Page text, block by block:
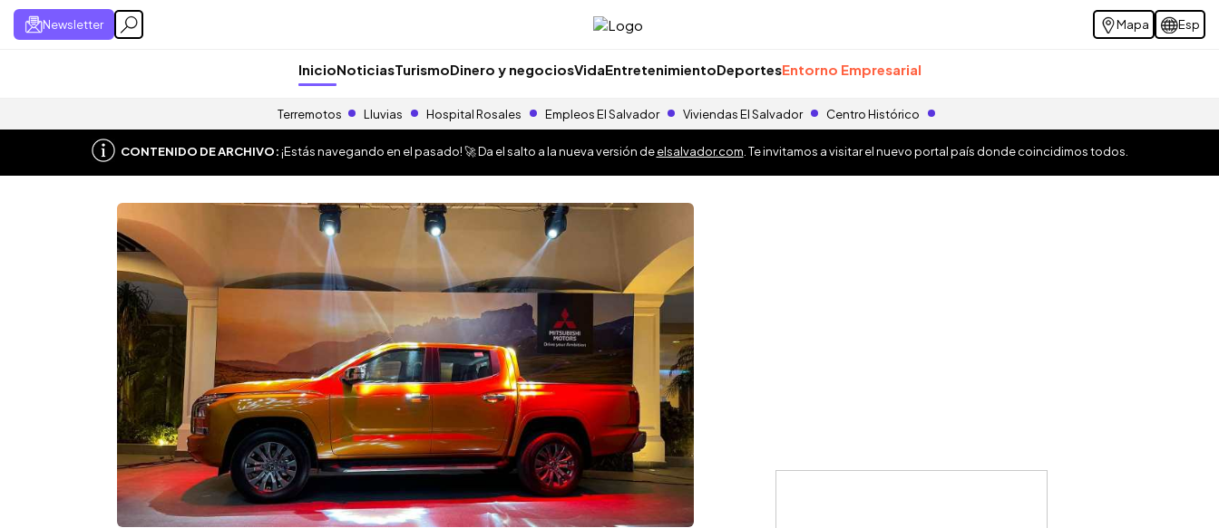
Newsletter Mapa Esp
InicioNoticiasTurismoDinero y negociosVidaEntretenimientoDeportesEntorno Empresarial
Terremotos Lluvias Hospital Rosales Empleos El Salvador Viviendas El Salvador Centro Histórico
CONTENIDO DE ARCHIVO:¡Estás navegando en el pasado! 🚀 Da el salto a la nueva versión deelsalvador.com . Te invitamos a visitar el nuevo portal país donde coincidimos todos.